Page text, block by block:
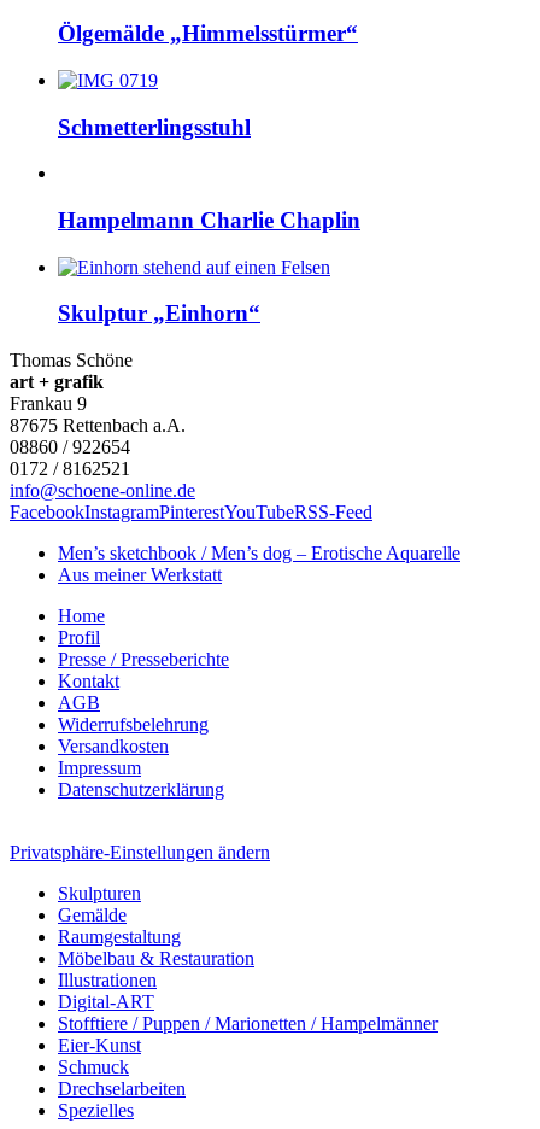
Ölgemälde „Himmelsstürmer“
Schmetterlingsstuhl
Hampelmann Charlie Chaplin
Skulptur „Einhorn“
Thomas Schöne
art + grafik
Frankau 9
87675 Rettenbach a.A.
08860 / 922654
0172 / 8162521
info@schoene-online.de
FacebookInstagramPinterestYouTubeRSS-Feed
Men’s sketchbook / Men’s dog – Erotische Aquarelle
Aus meiner Werkstatt
Home
Profil
Presse / Presseberichte
Kontakt
AGB
Widerrufsbelehrung
Versandkosten
Impressum
Datenschutzerklärung
Privatsphäre-Einstellungen ändern
Skulpturen
Gemälde
Raumgestaltung
Möbelbau & Restauration
Illustrationen
Digital-ART
Stofftiere / Puppen / Marionetten / Hampelmänner
Eier-Kunst
Schmuck
Drechselarbeiten
Spezielles